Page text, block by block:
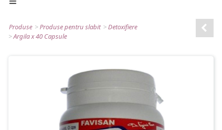
Noutati
Promotii
Produse >Produse pentru slabit >Detoxifiere
>Argila x 40 Capsule